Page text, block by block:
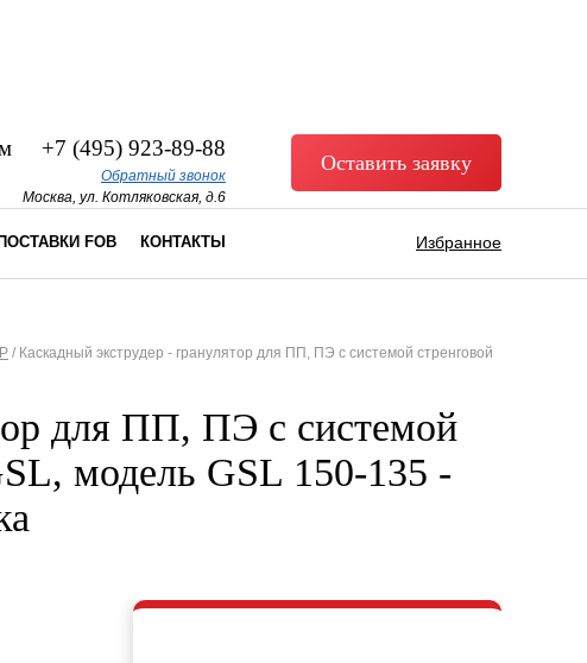
+7 (495) 923-89-88
Обратный звонок
Москва, ул. Котляковская, д.6
Оставить заявку
ПОСТАВКИ FOB КОНТАКТЫ Избранное
/ Каскадный экструдер - гранулятор для ПП, ПЭ с системой стренговой
для ПП, ПЭ с системой
модель GSL 150-135 -